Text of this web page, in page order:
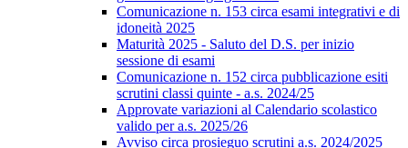
Comunicazione n. 153 circa esami integrativi e di
idoneità 2025
Maturità 2025 - Saluto del D.S. per inizio
sessione di esami
Comunicazione n. 152 circa pubblicazione esiti
scrutini classi quinte - a.s. 2024/25
Approvate variazioni al Calendario scolastico
valido per a.s. 2025/26
Avviso circa prosieguo scrutini a.s. 2024/2025